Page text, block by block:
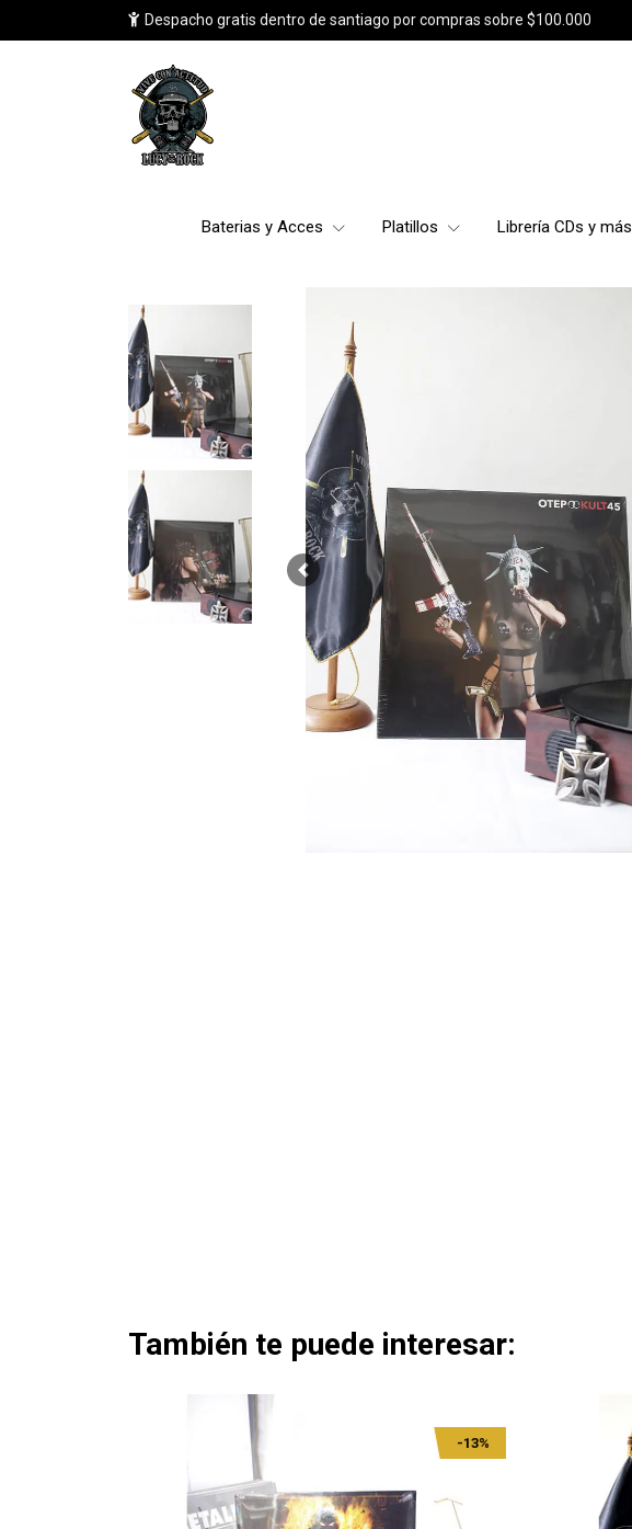
Despacho gratis dentro de santiago por compras sobre $100.000
Baterias y Acces Platillos Librería CDs y más
Previous
También te puede interesar:
-13%